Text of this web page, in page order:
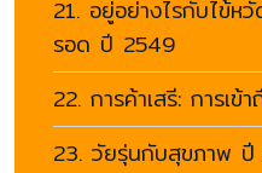
21. อยู่อย่างไรกับไข้ห
รอด ปี 2549
22. การค้าเสรี: การเ
23. วัยรุ่นกับสุขภาพ